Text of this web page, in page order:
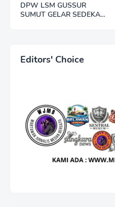
DPW LSM GUSSUR
SUMUT GELAR SEDEKAH
Editors' Choice